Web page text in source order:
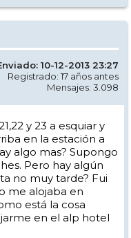
10-12-2013 23:27
Registrado: 17 años antes
Mensajes: 3.098
y 23 a esquiar y
en la estación a
algo mas? Supongo
Pero hay algún
no muy tarde? Fui
me alojaba en
está la cosa
en el alp hotel